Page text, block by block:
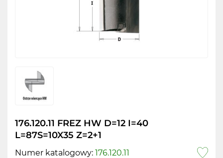
176.120.11 FREZ HW D=12 I=40
L=87S=10X35 Z=2+1
Numer katalogowy: 176.120.11